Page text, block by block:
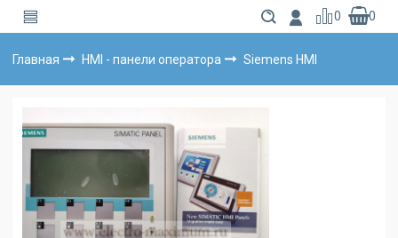
0 0
Главная HMI - панели оператора Siemens HMI